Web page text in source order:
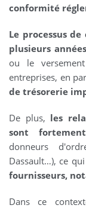
conformité
Le processus
plusieurs années
ou le
entreprises, en
de trésorerie
De plus, les
sont
donneurs
Dassault…), ce qui
fournisseurs,
Dans ce